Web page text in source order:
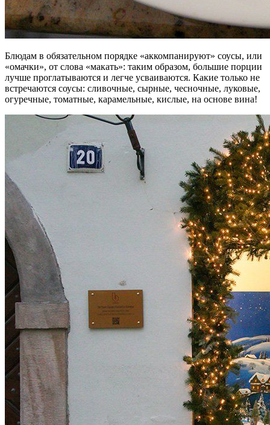
Блюдам в обязательном порядке «аккомпанируют» соусы, или
«омачки», от слова «макать»: таким образом, большие порции
лучше проглатываются и легче усваиваются. Какие только не
встречаются соусы: сливочные, сырные, чесночные, луковые,
огуречные, томатные, карамельные, кислые, на основе вина!